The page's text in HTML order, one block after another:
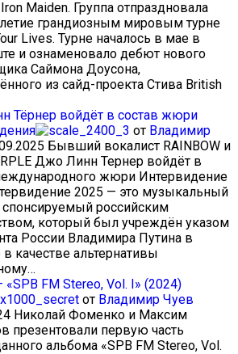
Maiden. Группа отпраздновала
грандиозным мировым турне
Lives. Турне началось в мае в
и ознаменовало дебют нового
Саймона Доусона,
из сайд-проекта Стива British
Тёрнер войдёт в состав жюри
от Владимир
Бывший вокалист RAINBOW и
Джо Линн Тернер войдёт в
жюри Интервидение
2025 — это музыкальный
спонсируемый российским
который был учреждён указом
России Владимира Путина в
качестве альтернативы
«SPB FM Stereo, Vol. I» (2024)
от Владимир Чуев
Николай Фоменко и Максим
презентовали первую часть
альбома «SPB FM Stereo, Vol.